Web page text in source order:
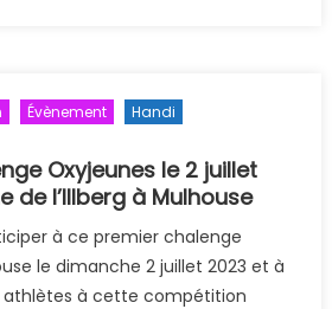
Évènement
Handi
Oxyjeunes le 2 juillet
de l’Illberg à Mulhouse
à ce premier chalenge
le dimanche 2 juillet 2023 et à
athlètes à cette compétition